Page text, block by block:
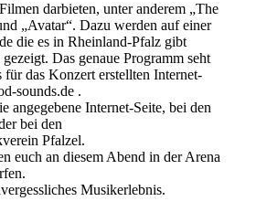
darbieten, unter anderem „The
„Avatar“. Dazu werden auf einer
die es in Rheinland-Pfalz gibt
Das genaue Programm seht
für das Konzert erstellten Internet-
sounds.de .
angegebene Internet-Seite, bei den
bei den
Pfalzel.
euch an diesem Abend in der Arena
Musikerlebnis.